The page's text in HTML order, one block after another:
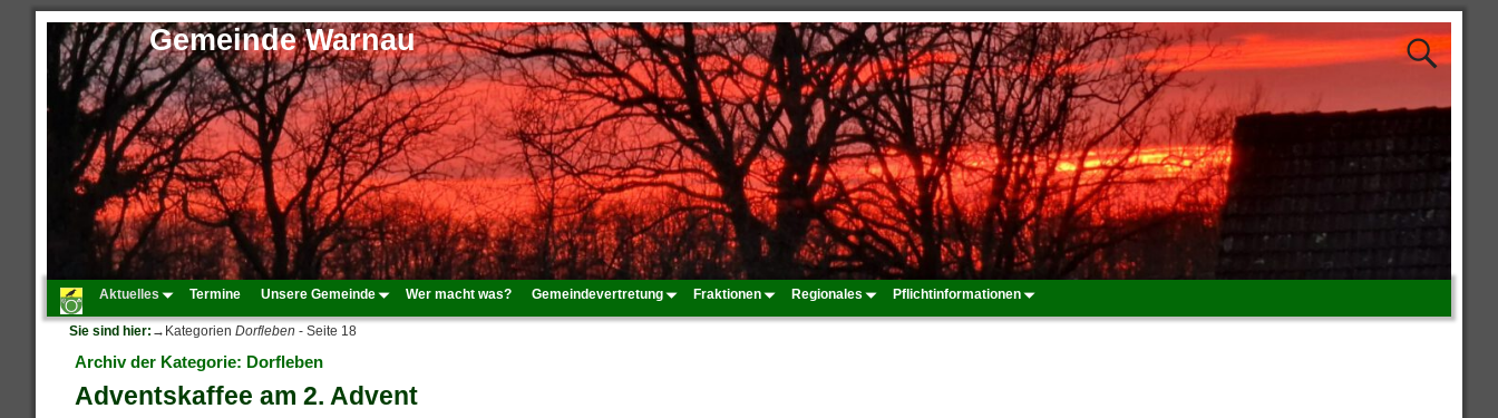
Gemeinde Warnau
Aktuelles Termine Unsere Gemeinde Wer macht was? Gemeindevertretung Fraktionen Regionales Pflichtinformationen
Sie sind hier: →Kategorien Dorfleben - Seite 18
Archiv der Kategorie: Dorfleben
Adventskaffee am 2. Advent